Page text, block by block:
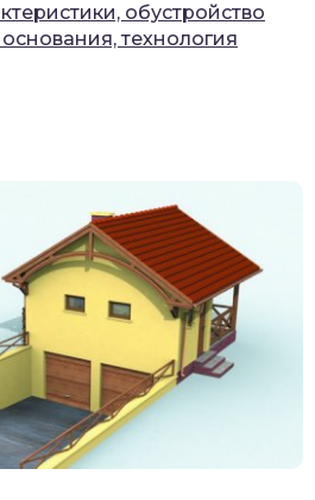
обустройство
технология